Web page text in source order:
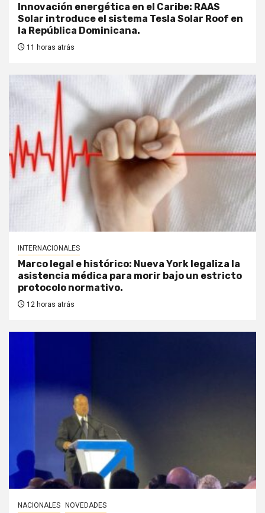
Innovación energética en el Caribe: RAAS
Solar introduce el sistema Tesla Solar Roof en
la República Dominicana.
11 horas atrás
INTERNACIONALES
Marco legal e histórico: Nueva York legaliza la
asistencia médica para morir bajo un estricto
protocolo normativo.
12 horas atrás
NACIONALES NOVEDADES